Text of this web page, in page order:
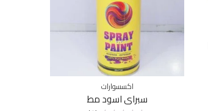
اكسسوارات
سبراي اسود مط